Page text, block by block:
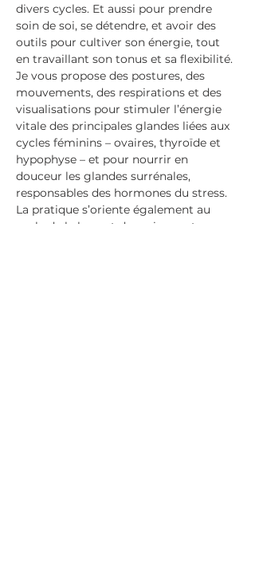
divers cycles. Et aussi pour prendre
soin de soi, se détendre, et avoir des
outils pour cultiver son énergie, tout
en travaillant son tonus et sa flexibilité.
Je vous propose des postures, des
mouvements, des respirations et des
visualisations pour stimuler l’énergie
vitale des principales glandes liées aux
cycles féminins – ovaires, thyroïde et
hypophyse – et pour nourrir en
douceur les glandes surrénales,
responsables des hormones du stress.
La pratique s’oriente également au
cycle de la lune et des saisons et nous